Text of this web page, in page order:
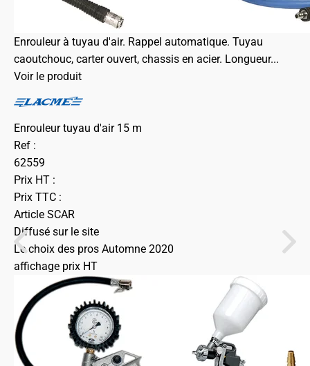
Enrouleur à tuyau d'air. Rappel automatique. Tuyau
caoutchouc, carter ouvert, chassis en acier. Longueur...
Voir le produit
Enrouleur tuyau d'air 15 m
Ref :
62559
Prix HT :
Prix TTC :
Article SCAR
Diffusé sur le site
Le choix des pros Automne 2020
affichage prix HT